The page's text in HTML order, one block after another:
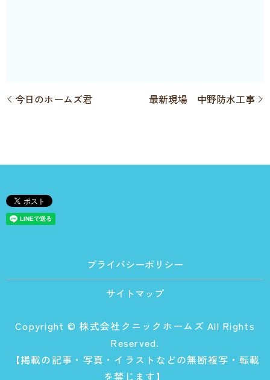
今日のホームズ君 最新現場 中野防水工事
プライバシーポリシー
サイトマップ
Copyright © 株式会社クニックホームズ All Rights
Reserved.
【掲載の記事・写真・イラストなどの無断複写・転載
を禁じます】